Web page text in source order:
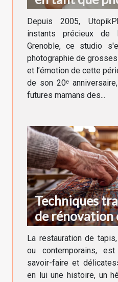
grossesse à
Depuis 2005,
instants précieux de
Grenoble, ce studio
photographie de
et l’émotion de cette
de son 20ᵉ
futures mamans des...
Techniques
de rénovation
anciens et
La restauration de
ou contemporains,
savoir-faire et
en lui une histoire, un